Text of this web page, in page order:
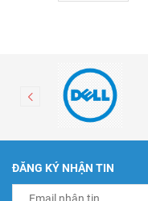
ĐĂNG KÝ NHẬN TIN